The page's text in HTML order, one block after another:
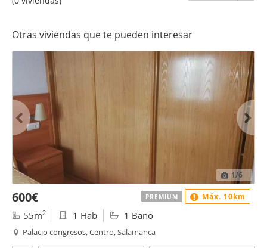
Otras viviendas que te pueden interesar
1/6
600€
55m2 1 Hab 1 Baño
Palacio congresos, Centro, Salamanca
PREMIUM Máx. 10km